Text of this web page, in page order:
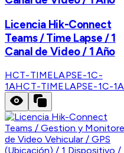
Licencia Hik-Connect
Teams / Time Lapse / 1
Canal de Video / 1 Año
HCT-TIMELAPSE-1C-
1AHCT-TIMELAPSE-1C-1A